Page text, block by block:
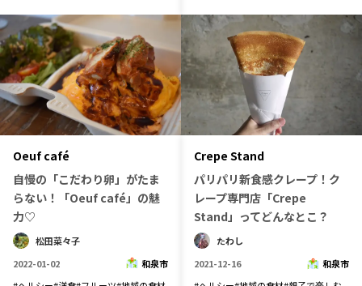
Oeuf café
自慢の「こだわり卵」がたま
らない！「Oeuf café」の魅
力♡
松田菜々子
2022-01-02
和泉市
Crepe Stand
パリパリ新食感クレープ！ク
レープ専門店「Crepe
Stand」ってどんなとこ？
たわし
2021-12-16
和泉市